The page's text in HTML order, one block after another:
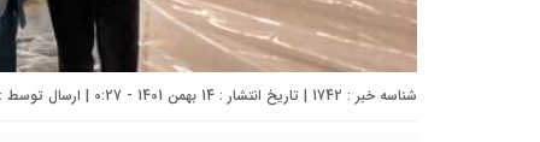
شناسه خبر : 1742 | تاریخ انتشار : 14 بهمن 1401 - 0:27 | ارسال توسط :